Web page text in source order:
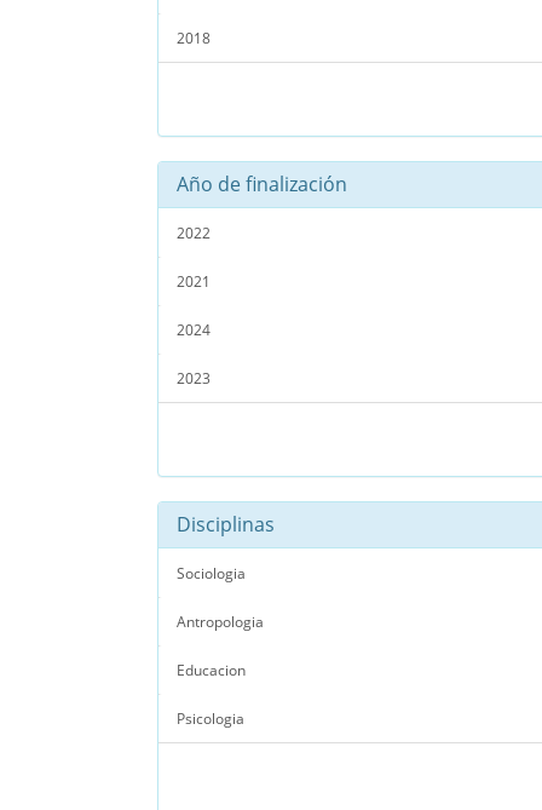
2018
Año de finalización
2022
2021
2024
2023
Disciplinas
Sociologia
Antropologia
Educacion
Psicologia